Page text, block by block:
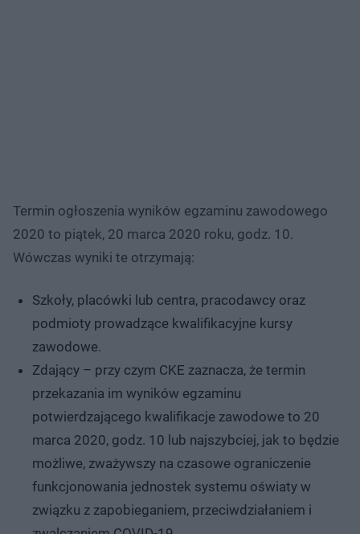
Termin ogłoszenia wyników egzaminu zawodowego
2020 to piątek, 20 marca 2020 roku, godz. 10.
Wówczas wyniki te otrzymają:
Szkoły, placówki lub centra, pracodawcy oraz
podmioty prowadzące kwalifikacyjne kursy
zawodowe.
Zdający – przy czym CKE zaznacza, że termin
przekazania im wyników egzaminu
potwierdzającego kwalifikacje zawodowe to 20
marca 2020, godz. 10 lub najszybciej, jak to będzie
możliwe, zważywszy na czasowe ograniczenie
funkcjonowania jednostek systemu oświaty w
związku z zapobieganiem, przeciwdziałaniem i